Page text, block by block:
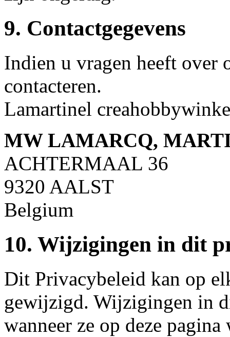
9. Contactgegevens
Indien u vragen heeft over
contacteren.
Lamartinel
MW LAMARCQ,
ACHTERMAAL 36
9320 AALST
Belgium
10. Wijzigingen in dit
Dit Privacybeleid kan op
gewijzigd. Wijzigingen in
wanneer ze op deze